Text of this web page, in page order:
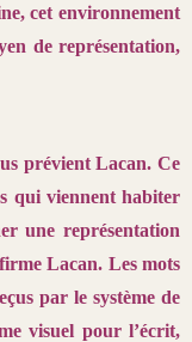
cet environnement
de représentation,
prévient Lacan. Ce
qui viennent habiter
une représentation
Lacan. Les mots
par le système de
visuel pour l’écrit,